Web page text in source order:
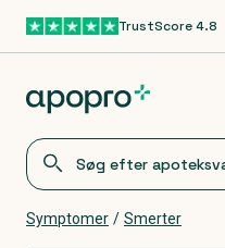
Gå til hovedindholdTrustScore 4.8
Symptomer / Smerter